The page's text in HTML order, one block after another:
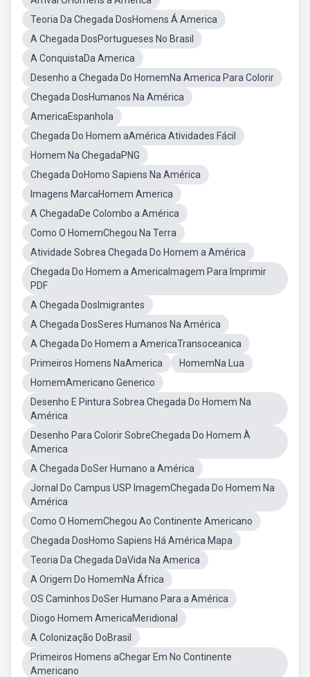
Teoria Da Chegada DosHomens Á America
A Chegada DosPortugueses No Brasil
A ConquistaDa America
Desenho a Chegada Do HomemNa America Para Colorir
Chegada DosHumanos Na América
AmericaEspanhola
Chegada Do Homem aAmérica Atividades Fácil
Homem Na ChegadaPNG
Chegada DoHomo Sapiens Na América
Imagens MarcaHomem America
A ChegadaDe Colombo a América
Como O HomemChegou Na Terra
Atividade Sobrea Chegada Do Homem a América
Chegada Do Homem a AmericaImagem Para Imprimir
PDF
A Chegada DosImigrantes
A Chegada DosSeres Humanos Na América
A Chegada Do Homem a AmericaTransoceanica
Primeiros Homens NaAmerica
HomemNa Lua
HomemAmericano Generico
Desenho E Pintura Sobrea Chegada Do Homem Na
América
Desenho Para Colorir SobreChegada Do Homem À
America
A Chegada DoSer Humano a América
Jornal Do Campus USP ImagemChegada Do Homem Na
América
Como O HomemChegou Ao Continente Americano
Chegada DosHomo Sapiens Há América Mapa
Teoria Da Chegada DaVida Na America
A Origem Do HomemNa África
OS Caminhos DoSer Humano Para a América
Diogo Homem AmericaMeridional
A Colonização DoBrasil
Primeiros Homens aChegar Em No Continente
Americano